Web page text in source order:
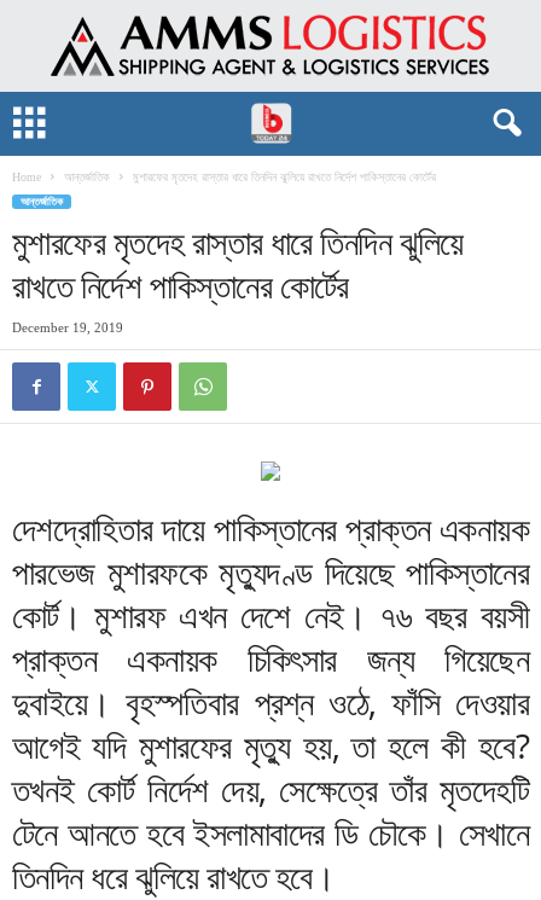
Home আন্তর্জাতিক মুশারফের মৃতদেহ রাস্তার ধারে তিনদিন ঝুলিয়ে রাখতে নির্দেশ পাকিস্তানের কোর্টের
আন্তর্জাতিক
মুশারফের মৃতদেহ রাস্তার ধারে তিনদিন ঝুলিয়ে
রাখতে নির্দেশ পাকিস্তানের কোর্টের
December 19, 2019
দেশদ্রোহিতার দায়ে পাকিস্তানের প্রাক্তন একনায়ক
পারভেজ মুশারফকে মৃত্যুদণ্ড দিয়েছে পাকিস্তানের
কোর্ট। মুশারফ এখন দেশে নেই। ৭৬ বছর বয়সী
প্রাক্তন একনায়ক চিকিৎসার জন্য গিয়েছেন
দুবাইয়ে। বৃহস্পতিবার প্রশ্ন ওঠে, ফাঁসি দেওয়ার
আগেই যদি মুশারফের মৃত্যু হয়, তা হলে কী হবে?
তখনই কোর্ট নির্দেশ দেয়, সেক্ষেত্রে তাঁর মৃতদেহটি
টেনে আনতে হবে ইসলামাবাদের ডি চৌকে। সেখানে
তিনদিন ধরে ঝুলিয়ে রাখতে হবে।